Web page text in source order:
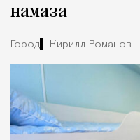
намаза
Город Кирилл Романов